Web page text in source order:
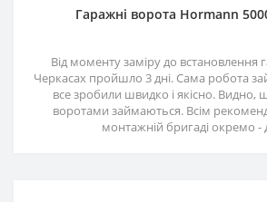
Гаражні ворота Hormann
Від моменту заміру до встановлення
Черкасах пройшло 3 дні. Сама робота
все зробили швидко і якісно. Видно,
воротами займаються. Всім
монтажній бригаді окремо -